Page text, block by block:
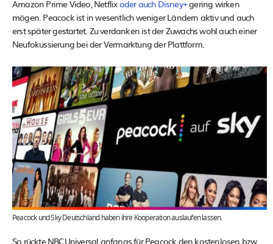
Amazon Prime Video, Netflixoder auch Disney+gering wirken
mögen. Peacock ist in wesentlich weniger Ländern aktiv und auch
erst später gestartet. Zu verdanken ist der Zuwachs wohl auch einer
Neufokussierung bei der Vermarktung der Plattform.
Peacock und Sky Deutschland haben ihre Kooperation auslaufen lassen.
So rückte NBCUniversal anfangs für Peacock den kostenlosen bzw.